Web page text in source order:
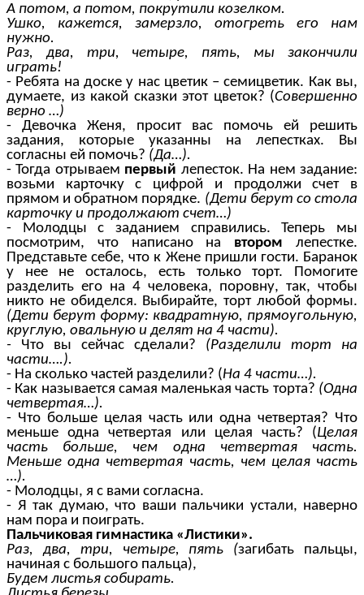
А потом, а потом, покрутили козелком.
Ушко, кажется, замерзло, отогреть его нам
нужно.
Раз, два, три, четыре, пять, мы закончили
играть!
- Ребята на доске у нас цветик – семицветик. Как вы,
думаете, из какой сказки этот цветок? (Совершенно
верно …)
- Девочка Женя, просит вас помочь ей решить
задания, которые указанны на лепестках. Вы
согласны ей помочь? (Да…).
- Тогда отрываем первый лепесток. На нем задание:
возьми карточку с цифрой и продолжи счет в
прямом и обратном порядке. (Дети берут со стола
карточку и продолжают счет…)
- Молодцы с заданием справились. Теперь мы
посмотрим, что написано на втором лепестке.
Представьте себе, что к Жене пришли гости. Баранок
у нее не осталось, есть только торт. Помогите
разделить его на 4 человека, поровну, так, чтобы
никто не обиделся. Выбирайте, торт любой формы.
(Дети берут форму: квадратную, прямоугольную,
круглую, овальную и делят на 4 части).
- Что вы сейчас сделали? (Разделили торт на
части….).
- На сколько частей разделили? (На 4 части…).
- Как называется самая маленькая часть торта? (Одна
четвертая…).
- Что больше целая часть или одна четвертая? Что
меньше одна четвертая или целая часть? (Целая
часть больше, чем одна четвертая часть.
Меньше одна четвертая часть, чем целая часть
…).
- Молодцы, я с вами согласна.
- Я так думаю, что ваши пальчики устали, наверно
нам пора и поиграть.
Пальчиковая гимнастика «Листики».
Раз, два, три, четыре, пять (загибать пальцы,
начиная с большого пальца),
Будем листья собирать.